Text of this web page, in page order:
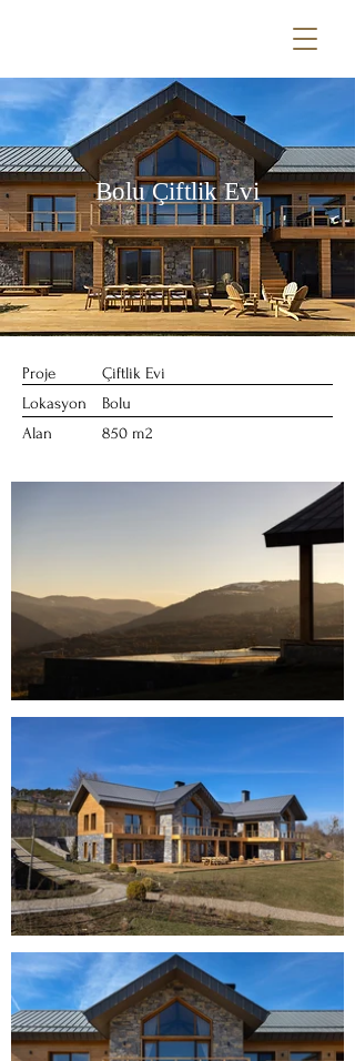
Bolu Çiftlik Evi
Çiftlik Evi
Bolu
850 m2
Proje
Lokasyon
Alan